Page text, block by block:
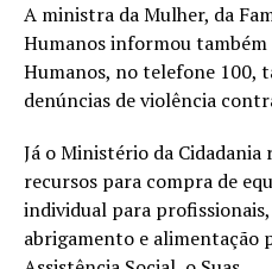
A ministra da Mulher, da
Humanos informou também
Humanos, no telefone 100,
denúncias de violência
Já o Ministério da Cidadania
recursos para compra de
individual para
abrigamento e alimentação